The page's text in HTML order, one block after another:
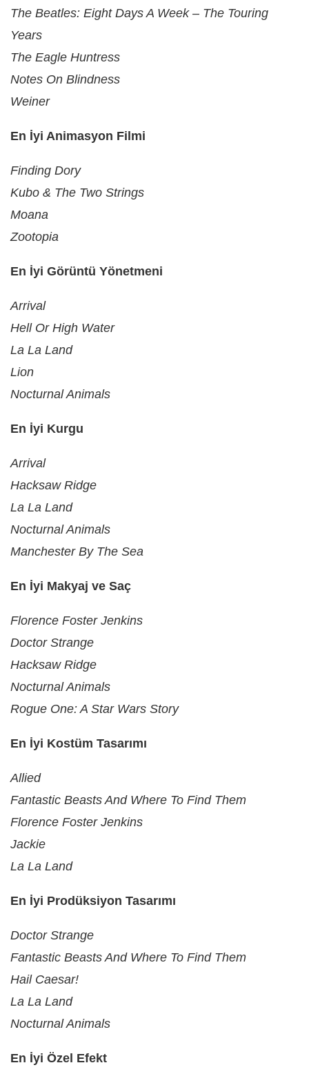
The Beatles: Eight Days A Week – The Touring
Years
The Eagle Huntress
Notes On Blindness
Weiner
En İyi Animasyon Filmi
Finding Dory
Kubo & The Two Strings
Moana
Zootopia
En İyi Görüntü Yönetmeni
Arrival
Hell Or High Water
La La Land
Lion
Nocturnal Animals
En İyi Kurgu
Arrival
Hacksaw Ridge
La La Land
Nocturnal Animals
Manchester By The Sea
En İyi Makyaj ve Saç
Florence Foster Jenkins
Doctor Strange
Hacksaw Ridge
Nocturnal Animals
Rogue One: A Star Wars Story
En İyi Kostüm Tasarımı
Allied
Fantastic Beasts And Where To Find Them
Florence Foster Jenkins
Jackie
La La Land
En İyi Prodüksiyon Tasarımı
Doctor Strange
Fantastic Beasts And Where To Find Them
Hail Caesar!
La La Land
Nocturnal Animals
En İyi Özel Efekt